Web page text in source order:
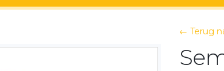
← Terug